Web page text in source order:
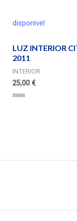
disponivel
LUZ INTERIOR
2011
INTERIOR
25,00 €